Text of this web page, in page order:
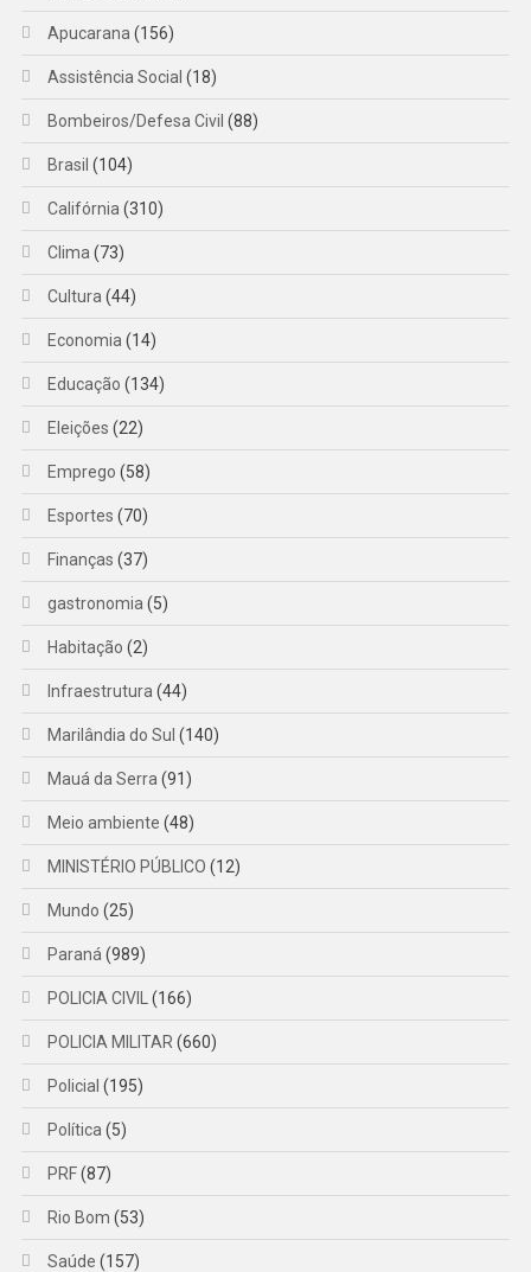
Apucarana (156)
Assistência Social (18)
Bombeiros/Defesa Civil (88)
Brasil (104)
Califórnia (310)
Clima (73)
Cultura (44)
Economia (14)
Educação (134)
Eleições (22)
Emprego (58)
Esportes (70)
Finanças (37)
gastronomia (5)
Habitação (2)
Infraestrutura (44)
Marilândia do Sul (140)
Mauá da Serra (91)
Meio ambiente (48)
MINISTÉRIO PÚBLICO (12)
Mundo (25)
Paraná (989)
POLICIA CIVIL (166)
POLICIA MILITAR (660)
Policial (195)
Política (5)
PRF(87)
Rio Bom (53)
Saúde (157)